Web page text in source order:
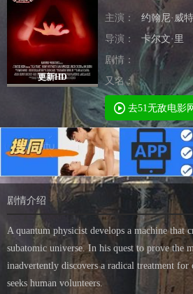
更新HD
主演： 约翰尼·威
导演：
卡尔文·里
剧情：
又名：
去51无敌电影
剧情介绍
A quantum physicist develops a machine that
subatomic universe. In his quest to prove the
inadvertently discovers a radical treatment for
seeks human volunteers.